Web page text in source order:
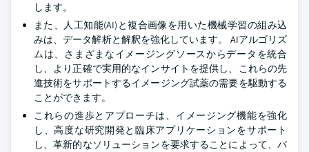
します。
また、人工知能(AI)と複合画像を用いた機械学習の組み込
みは、データ解析と解釈を強化しています。 AIアルゴリズ
ムは、さまざまなイメージングソースからデータを統合
し、より正確で実用的なインサイトを提供し、これらの先
進技術をサポートするイメージング試薬の需要を駆動する
ことができます。
これらの進歩とアプローチは、イメージング機能を強化
し、高度な研究開発と臨床アプリケーションをサポート
し、革新的なソリューションを要求することによって、バ